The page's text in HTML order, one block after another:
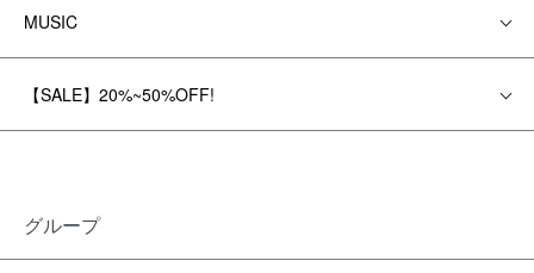
MUSIC
【SALE】20%~50%OFF!
グループ